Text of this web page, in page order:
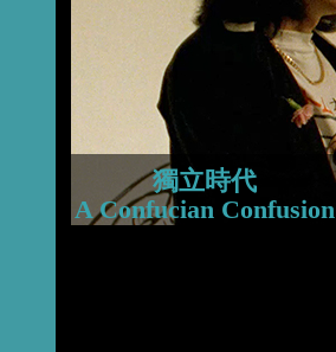
2013
獨立時代
A Confucian Confusion